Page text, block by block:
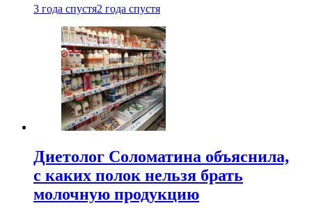
3 года спустя2 года спустя
Диетолог Соломатина объяснила,
с каких полок нельзя брать
молочную продукцию